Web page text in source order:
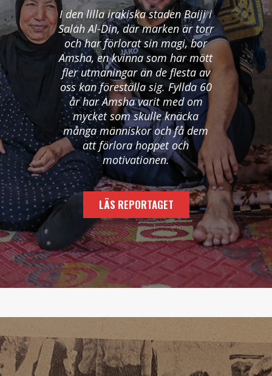
I den lilla irakiska staden Baiji i
Salah Al-Din, där marken är torr
och har förlorat sin magi, bor
Amsha, en kvinna som har mött
fler utmaningar än de flesta av
oss kan föreställa sig. Fyllda 60
år har Amsha varit med om
mycket som skulle knäcka
många människor och få dem
att förlora hoppet och
motivationen.
LÄS REPORTAGET